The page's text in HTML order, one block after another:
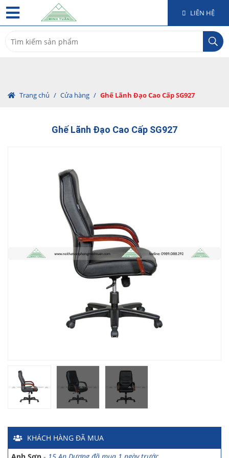
LIÊN HỆ
for:
Trang chủ / Cửa hàng / Ghế Lãnh Đạo Cao Cấp SG927
Ghế Lãnh Đạo Cao Cấp SG927
KHÁCH HÀNG ĐÃ MUA
Chị Hồng Anh
46 Tăng Bạt Hổ đã mua 2 giờ trước
Anh Quang
51 Ngô Quyền đã mua 4 giờ trước
Chị Nghi
47 Mai Hắc Đế đã mua 5 giờ trước
Yên Viên - Đông Anh đã mua 2 ngày trước
Chị Mai
-
Khu biệt thự Vincom Đường Hoa Lan đã mua 2 giờ
trước